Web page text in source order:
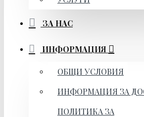
ЗА НАС
ИНФОРМАЦИЯ
ОБЩИ УСЛОВИЯ
ИНФОРМАЦИЯ ЗА
ПОЛИТИКА ЗА